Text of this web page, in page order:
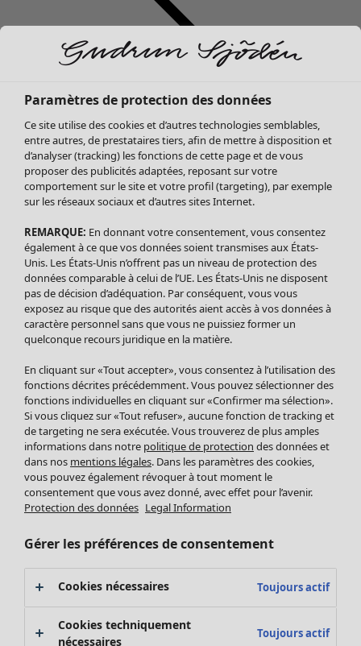
Soldes Vêtements
Tous les vêtements
Robes
Tuniques
Blouses
Tops
Gilets
Pantalon
Jupes
Leggings et collants
Accessoires
Chaussures
Vêtements de bain
Basics
Soldes Mobilier
Bonnes affaires déco
Décoration
Textiles
Tapis
Éponge
Paramètres de protection des données
Ce site utilise des cookies et d’autres technologies semblables,
entre autres, de prestataires tiers, afin de mettre à disposition et
d’analyser (tracking) les fonctions de cette page et de vous
proposer des publicités adaptées, reposant sur votre
comportement sur le site et votre profil (targeting), par exemple
sur les réseaux sociaux et d’autres sites Internet.
REMARQUE: En donnant votre consentement, vous consentez
également à ce que vos données soient transmises aux États-
Unis. Les États-Unis n’offrent pas un niveau de protection des
données comparable à celui de l’UE. Les États-Unis ne disposent
pas de décision d’adéquation. Par conséquent, vous vous
exposez au risque que des autorités aient accès à vos données à
caractère personnel sans que vous ne puissiez former un
quelconque recours juridique en la matière.
En cliquant sur «Tout accepter», vous consentez à l’utilisation des
fonctions décrites précédemment. Vous pouvez sélectionner des
fonctions individuelles en cliquant sur «Confirmer ma sélection».
Si vous cliquez sur «Tout refuser», aucune fonction de tracking et
de targeting ne sera exécutée. Vous trouverez de plus amples
informations dans notre politique de protection des données et
dans nos mentions légales. Dans les paramètres des cookies,
vous pouvez également révoquer à tout moment le
consentement que vous avez donné, avec effet pour l’avenir.
Protection des données Legal Information
Gérer les préférences de consentement
Cookies nécessaires Toujours actif
Cookies techniquement
nécessaires
Toujours actif